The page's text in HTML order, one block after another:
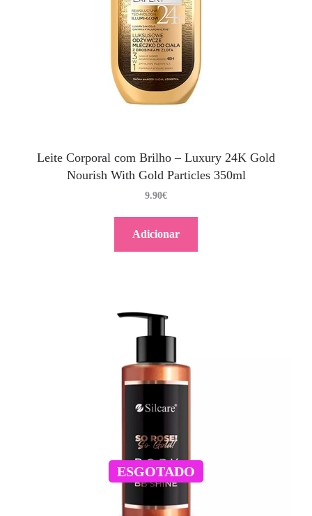
Leite Corporal com Brilho – Luxury 24K Gold
Nourish With Gold Particles 350ml
9.90€
Adicionar
ESGOTADO